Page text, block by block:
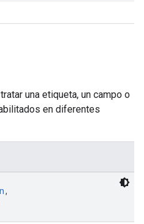
una etiqueta, un campo o
en diferentes
,